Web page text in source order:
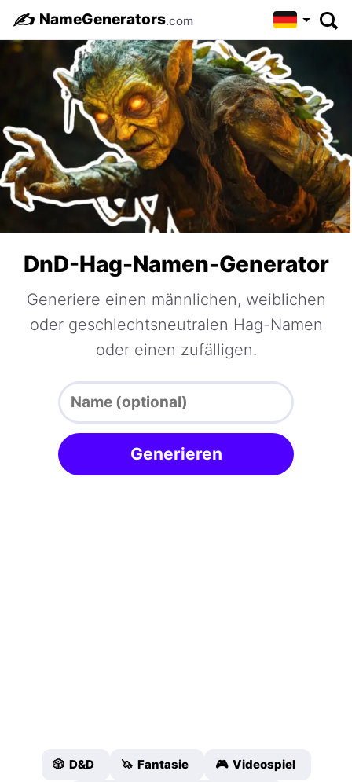
✍️ NameGenerators.com
DnD-Hag-Namen-Generator
Generiere einen männlichen, weiblichen
oder geschlechtsneutralen Hag-Namen
oder einen zufälligen.
Generieren
🎲 D&D 🦄 Fantasie 🎮 Videospiel